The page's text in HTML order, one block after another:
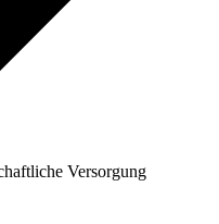
Versorgung